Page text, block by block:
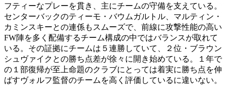
フティーなプレーを貫き、主にチームの守備を支えている。
センターバックのティーモ・バウムガルトル、マルティン・
カミンスキーとの連係もスムーズで、前線に攻撃性能の高い
FW陣を多く配備するチーム構成の中ではバランスが取れて
いる。その証拠にチームは５連勝していて、２位・ブラウン
シュヴァイクとの勝ち点差が徐々に開き始めている。１年で
の１部復帰が至上命題のクラブにとっては着実に勝ち点を伸
ばすヴォルフ監督のチームを高く評価しているに違いない。